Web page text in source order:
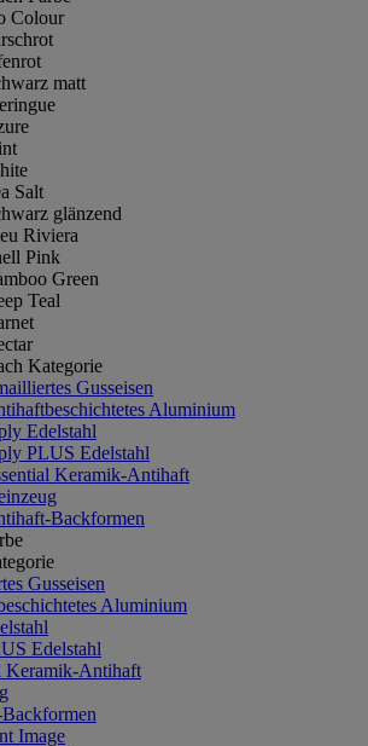
Colour
matt
Salt
glänzend
Riviera
Pink
Green
Teal
Kategorie
Gusseisen
Aluminium
Edelstahl
PLUS Edelstahl
Keramik-Antihaft
Backformen
Gusseisen
Aluminium
Edelstahl
Keramik-Antihaft